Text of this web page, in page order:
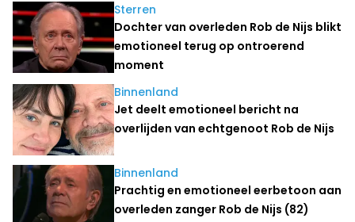
Sterren
Dochter van overleden Rob de Nijs blikt
emotioneel terug op ontroerend
moment
Binnenland
Jet deelt emotioneel bericht na
overlijden van echtgenoot Rob de Nijs
Binnenland
Prachtig en emotioneel eerbetoon aan
overleden zanger Rob de Nijs (82)